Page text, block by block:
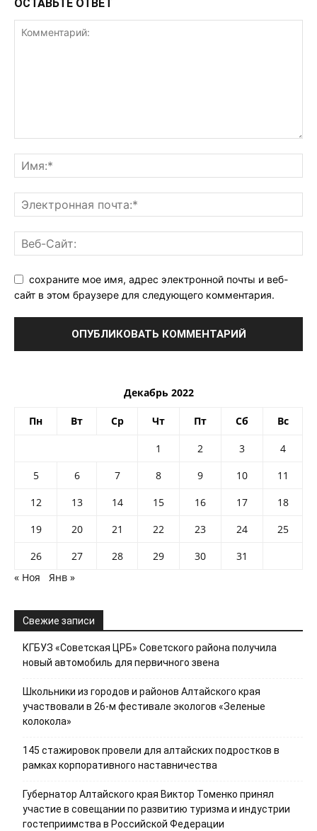
ОСТАВЬТЕ ОТВЕТ
сохраните мое имя, адрес электронной почты и веб-
сайт в этом браузере для следующего комментария.
Декабрь 2022
Пн Вт Ср Чт Пт Сб Вс
1 2 3
4
5
6 7 8 9 10
11
12
13 14 15 16 17
18
19
20 21 22 23 24
25
26
27 28 29 30
31
« Ноя
Янв »
Свежие записи
КГБУЗ «Советская ЦРБ» Советского района получила
новый автомобиль для первичного звена
Школьники из городов и районов Алтайского края
участвовали в 26-м фестивале экологов «Зеленые
колокола»
145 стажировок провели для алтайских подростков в
рамках корпоративного наставничества
Губернатор Алтайского края Виктор Томенко принял
участие в совещании по развитию туризма и индустрии
гостеприимства в Российской Федерации